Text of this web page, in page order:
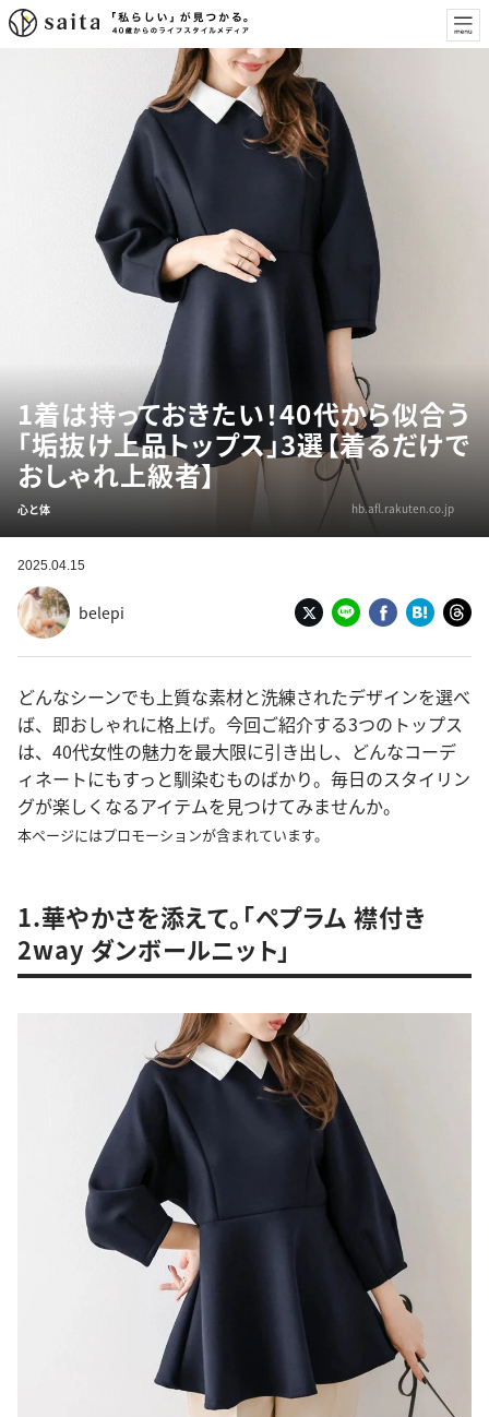
1着は持っておきたい！40代から似合う
「垢抜け上品トップス」3選【着るだけで
おしゃれ上級者】
心と体 hb.afl.rakuten.co.jp
2025.04.15
belepi
どんなシーンでも上質な素材と洗練されたデザインを選べ
ば、即おしゃれに格上げ。今回ご紹介する3つのトップス
は、40代女性の魅力を最大限に引き出し、どんなコーデ
ィネートにもすっと馴染むものばかり。毎日のスタイリン
グが楽しくなるアイテムを見つけてみませんか。
本ページにはプロモーションが含まれています。
1.華やかさを添えて。「ペプラム 襟付き
2way ダンボールニット」